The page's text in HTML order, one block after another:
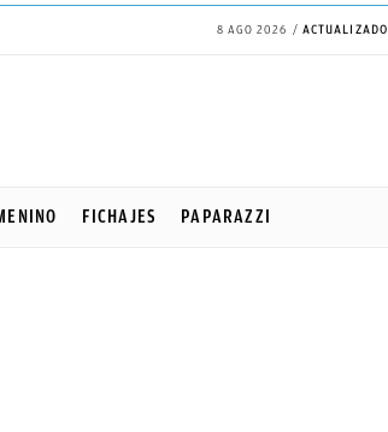
8 AGO 2026 ACTUALIZADO
FICHAJES PAPARAZZI